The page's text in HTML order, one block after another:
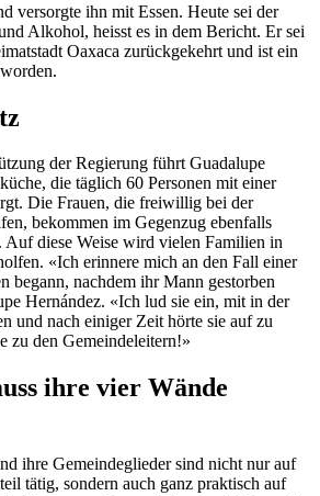
versorgte ihn mit Essen. Heute sei der
Alkohol, heisst es in dem Bericht. Er sei
Oaxaca zurückgekehrt und ist ein
der Regierung führt Guadalupe
die täglich 60 Personen mit einer
Die Frauen, die freiwillig bei der
bekommen im Gegenzug ebenfalls
Auf diese Weise wird vielen Familien in
«Ich erinnere mich an den Fall einer
begann, nachdem ihr Mann gestorben
Hernández. «Ich lud sie ein, mit in der
und nach einiger Zeit hörte sie auf zu
zu den Gemeindeleitern!»
ihre vier Wände
ihre Gemeindeglieder sind nicht nur auf
tätig, sondern auch ganz praktisch auf